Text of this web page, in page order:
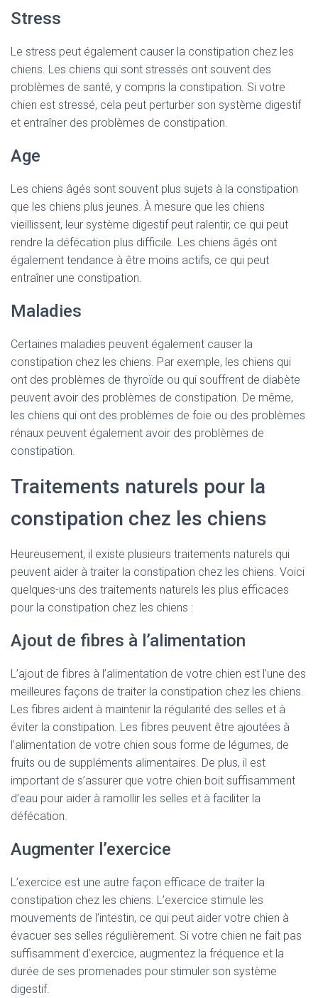
Stress
Le stress peut également causer la constipation chez les
chiens. Les chiens qui sont stressés ont souvent des
problèmes de santé, y compris la constipation. Si votre
chien est stressé, cela peut perturber son système digestif
et entraîner des problèmes de constipation.
Age
Les chiens âgés sont souvent plus sujets à la constipation
que les chiens plus jeunes. À mesure que les chiens
vieillissent, leur système digestif peut ralentir, ce qui peut
rendre la défécation plus difficile. Les chiens âgés ont
également tendance à être moins actifs, ce qui peut
entraîner une constipation.
Maladies
Certaines maladies peuvent également causer la
constipation chez les chiens. Par exemple, les chiens qui
ont des problèmes de thyroïde ou qui souffrent de diabète
peuvent avoir des problèmes de constipation. De même,
les chiens qui ont des problèmes de foie ou des problèmes
rénaux peuvent également avoir des problèmes de
constipation.
Traitements naturels pour la
constipation chez les chiens
Heureusement, il existe plusieurs traitements naturels qui
peuvent aider à traiter la constipation chez les chiens. Voici
quelques-uns des traitements naturels les plus efficaces
pour la constipation chez les chiens :
Ajout de fibres à l’alimentation
L’ajout de fibres à l’alimentation de votre chien est l’une des
meilleures façons de traiter la constipation chez les chiens.
Les fibres aident à maintenir la régularité des selles et à
éviter la constipation. Les fibres peuvent être ajoutées à
l’alimentation de votre chien sous forme de légumes, de
fruits ou de suppléments alimentaires. De plus, il est
important de s’assurer que votre chien boit suffisamment
d’eau pour aider à ramollir les selles et à faciliter la
défécation.
Augmenter l’exercice
L’exercice est une autre façon efficace de traiter la
constipation chez les chiens. L’exercice stimule les
mouvements de l’intestin, ce qui peut aider votre chien à
évacuer ses selles régulièrement. Si votre chien ne fait pas
suffisamment d’exercice, augmentez la fréquence et la
durée de ses promenades pour stimuler son système
digestif.